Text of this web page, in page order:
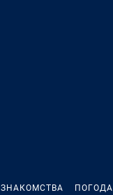
ЗНАКОМСТВА ПОГОДА